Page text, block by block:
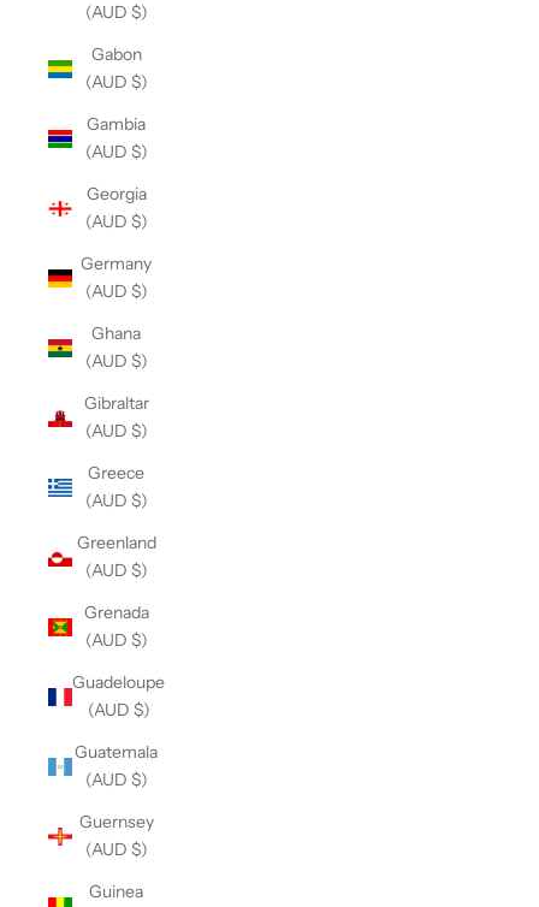
(AUD $)
Gabon
(AUD $)
Gambia
(AUD $)
Georgia
(AUD $)
Germany
(AUD $)
Ghana
(AUD $)
Gibraltar
(AUD $)
Greece
(AUD $)
Greenland
(AUD $)
Grenada
(AUD $)
Guadeloupe
(AUD $)
Guatemala
(AUD $)
Guernsey
(AUD $)
Guinea